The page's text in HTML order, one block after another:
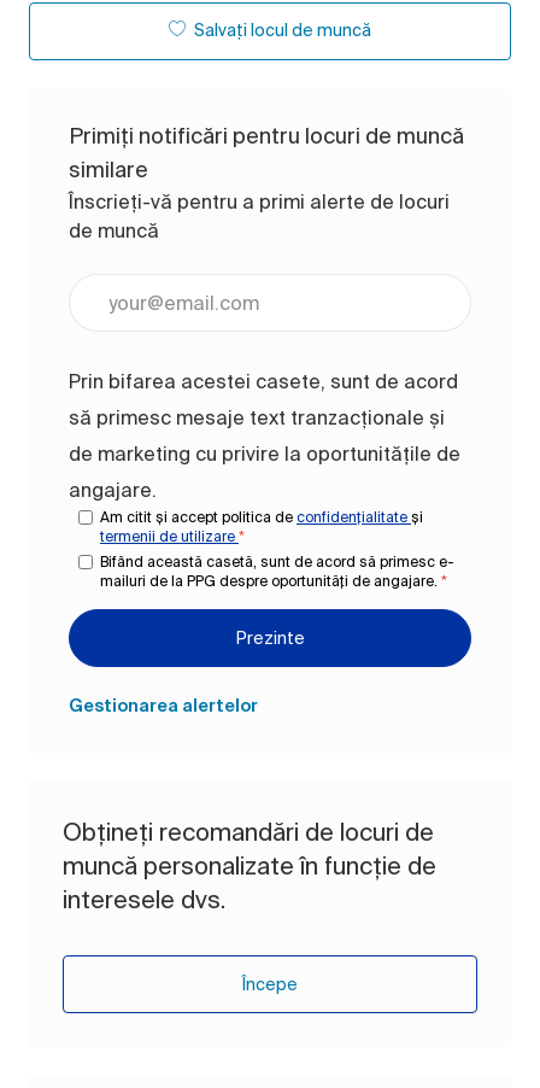
Salvați locul de muncă
Primiți notificări pentru locuri de muncă
similare
Înscrieți-vă pentru a primi alerte de locuri
de muncă
Prin bifarea acestei casete, sunt de acord
să primesc mesaje text tranzacționale și
de marketing cu privire la oportunitățile de
angajare.
Am citit și accept politica de confidențialitate și
termenii de utilizare *
Bifând această casetă, sunt de acord să primesc e-
mailuri de la PPG despre oportunități de angajare. *
Prezinte
Gestionarea alertelor
Obțineți recomandări de locuri de
muncă personalizate în funcție de
interesele dvs.
Începe